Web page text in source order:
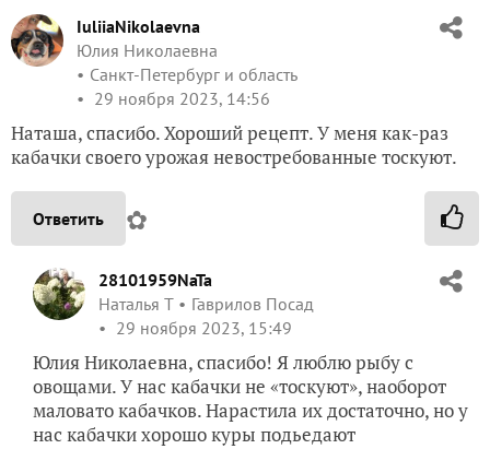
IuliiaNikolaevna
Юлия Николаевна
Санкт-Петербург и область
29 ноября 2023, 14:56
Наташа, спасибо. Хороший рецепт. У меня как-раз
кабачки своего урожая невостребованные тоскуют.
Ответить ✿
28101959NaTa
Наталья Т
Гаврилов Посад
29 ноября 2023, 15:49
Юлия Николаевна, спасибо! Я люблю рыбу с
овощами. У нас кабачки не «тоскуют», наоборот
маловато кабачков. Нарастила их достаточно, но у
нас кабачки хорошо куры подьедают